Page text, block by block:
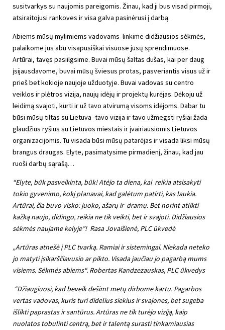
susitvarkys su naujomis pareigomis. Žinau, kad ji bus visad pirmoji,
atsiraitojusi rankoves ir visa galva pasinėrusi į darbą.
Abiems mūsų mylimiems vadovams linkime didžiausios sėkmės,
palaikome jus abu visapusiškai visuose jūsų sprendimuose.
Artūrai, tavęs pasiilgsime. Buvai mūsų šaltas dušas, kai per daug
įsijausdavome, buvai mūsų šviesus protas, pasveriantis visus už ir
prieš bet kokioje naujoje užduotyje. Buvai vadovas su centro
veiklos ir plėtros vizija, naujų idėjų ir projektų kurėjas. Dėkoju už
leidimą svajoti, kurti ir už tavo atvirumą visoms idėjoms. Dabar tu
būsi mūsų tiltas su Lietuva -tavo vizija ir tavo užmegsti ryšiai žada
glaudžius ryšius su Lietuvos miestais ir įvairiausiomis Lietuvos
organizacijomis. Tu visada būsi mūsų patarėjas ir visada liksi mūsų
brangus draugas. Elyte, pasimatysime pirmadienį, žinau, kad jau
ruoši darbų sąrašą…
“Elyte, būk pasveikinta, būk! Atėjo ta diena, kai reikia atsisakyti
tokio gyvenimo, kokį planavai, kad galėtum patirti, kas laukia.
Artūrai, čia buvo visko: juoko, ašarų ir dramų. Bet norint atlikti
kažką naujo, didingo, reikia ne tik veikti, bet ir svajoti. Didžiausios
sėkmės naujame kelyje”! Rasa Jovaišienė, PLC ūkvedė
„Artūras atnešė į PLC tvarką. Ramiai ir sistemingai. Niekada neteko
jo matyti įsikarščiavusio ar pikto. Visada jaučiau jo pagarbą mums
visiems. Sėkmės abiems“. Robertas Kandzezauskas, PLC ūkvedys
“Džiaugiuosi, kad beveik dešimt metų dirbome kartu. Pagarbos
vertas vadovas, kuris turi didelius siekius ir svajones, bet sugeba
išlikti paprastas ir santūrus. Artūras ne tik turėjo viziją, kaip
nuolatos tobulinti centrą, bet ir talentą surasti tinkamiausias